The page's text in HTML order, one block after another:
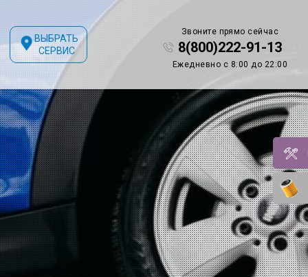
ВЫБРАТЬ
СЕРВИС
Звоните прямо сейчас
8(800)222-91-13
Ежедневно с 8:00 до 22:00